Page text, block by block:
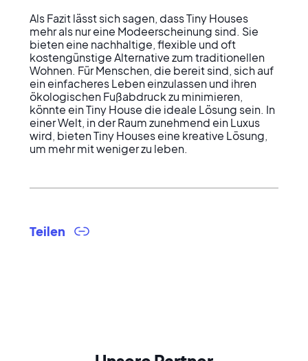
Als Fazit lässt sich sagen, dass Tiny Houses
mehr als nur eine Modeerscheinung sind. Sie
bieten eine nachhaltige, flexible und oft
kostengünstige Alternative zum traditionellen
Wohnen. Für Menschen, die bereit sind, sich auf
ein einfacheres Leben einzulassen und ihren
ökologischen Fußabdruck zu minimieren,
könnte ein Tiny House die ideale Lösung sein. In
einer Welt, in der Raum zunehmend ein Luxus
wird, bieten Tiny Houses eine kreative Lösung,
um mehr mit weniger zu leben.
Teilen